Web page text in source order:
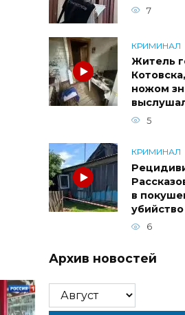
7
КРИМИНАЛ
Житель
ножом
5
КРИМИНАЛ
в
убийство
6
Архив новостей